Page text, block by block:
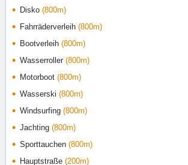
Disko (800m)
Fahrräderverleih (800m)
Bootverleih (800m)
Wasserroller (800m)
Motorboot (800m)
Wasserski (800m)
Windsurfing (800m)
Jachting (800m)
Sporttauchen (800m)
Hauptstraße (200m)